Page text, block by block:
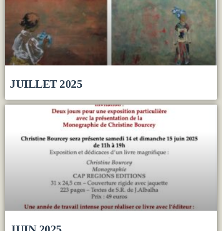
JUILLET 2025